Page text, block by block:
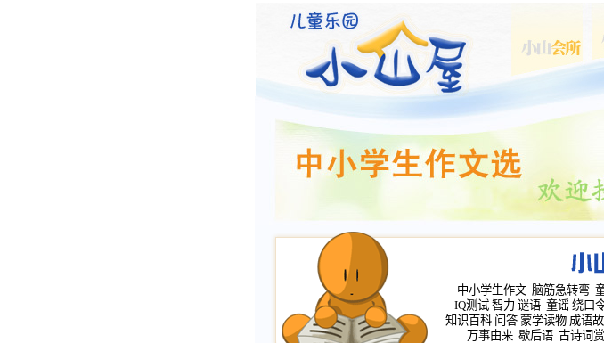
中小学生作文 脑筋急转弯
IQ测试 智力 谜语 童谣 绕口
知识百科 问答 蒙学读物 成语
万事由来 歇后语 古诗词